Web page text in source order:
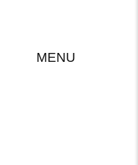
MENU